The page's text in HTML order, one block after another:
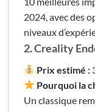
2024, avec des
niveaux
2. Creality
Prix estimé :
Pourquoi la
Un classique